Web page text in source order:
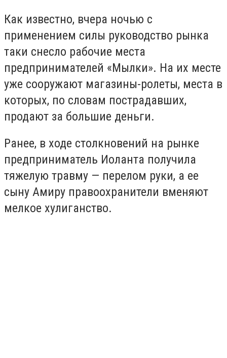
Как известно, вчера ночью с
применением силы руководство рынка
таки снесло рабочие места
предпринимателей «Мылки». На их месте
уже сооружают магазины-ролеты, места в
которых, по словам пострадавших,
продают за большие деньги.
Ранее, в ходе столкновений на рынке
предприниматель Иоланта получила
тяжелую травму — перелом руки, а ее
сыну Амиру правоохранители вменяют
мелкое хулиганство.